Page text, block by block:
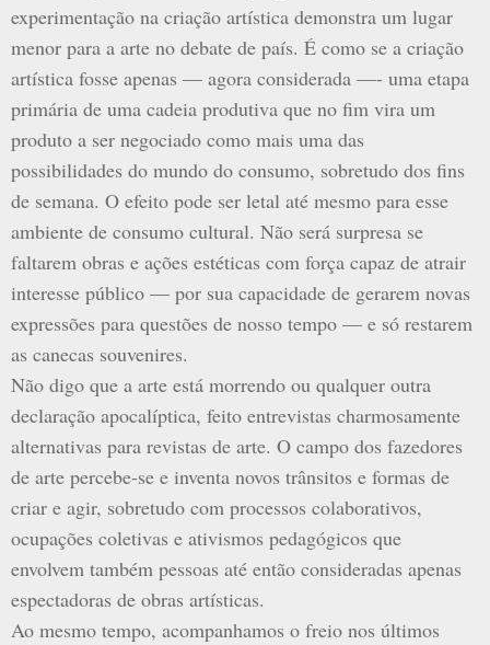
experimentação na criação artística demonstra um lugar
menor para a arte no debate de país. É como se a criação
artística fosse apenas — agora considerada —- uma etapa
primária de uma cadeia produtiva que no fim vira um
produto a ser negociado como mais uma das
possibilidades do mundo do consumo, sobretudo dos fins
de semana. O efeito pode ser letal até mesmo para esse
ambiente de consumo cultural. Não será surpresa se
faltarem obras e ações estéticas com força capaz de atrair
interesse público — por sua capacidade de gerarem novas
expressões para questões de nosso tempo — e só restarem
as canecas souvenires.
Não digo que a arte está morrendo ou qualquer outra
declaração apocalíptica, feito entrevistas charmosamente
alternativas para revistas de arte. O campo dos fazedores
de arte percebe-se e inventa novos trânsitos e formas de
criar e agir, sobretudo com processos colaborativos,
ocupações coletivas e ativismos pedagógicos que
envolvem também pessoas até então consideradas apenas
espectadoras de obras artísticas.
Ao mesmo tempo, acompanhamos o freio nos últimos